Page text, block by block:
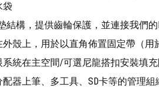
袋
結構，提供齒輪保護，並連接我們的
殼上，用於以直角佈置固定帶（用
統在主空間/可選尼龍搭扣安裝填
器上筆、多工具、SD卡等的管理組